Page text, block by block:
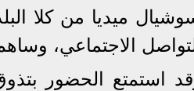
ميديا من كلا
الاجتماعي،
استمتع الحضور